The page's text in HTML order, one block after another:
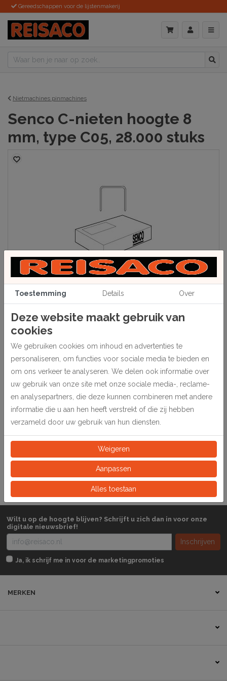
Gereedschappen voor de lijstenmakerij
Nietmachines pinmachines
Senco C-nieten hoogte 8
mm, type C05, 28.000 stuks
Beschrijving
Senco C-nieten voor pneumatische nietapparaten.
Bijbehorende machine 324000 model SFT10XP.
Specificaties
324030
Wilt u op de hoogte blijven? Schrijft u zich dan in voor onze
digitale nieuwsbrief!
Inschrijven
Ja, ik schrijf me in voor de marketingpromoties
MERKEN
Toestemming Details Over
Deze website maakt gebruik van
cookies
We gebruiken cookies om inhoud en advertenties te
personaliseren, om functies voor sociale media te bieden en
om ons verkeer te analyseren. We delen ook informatie over
uw gebruik van onze site met onze sociale media-, reclame-
en analysepartners, die deze kunnen combineren met andere
informatie die u aan hen heeft verstrekt of die zij hebben
verzameld door uw gebruik van hun diensten.
Weigeren
Aanpassen
Alles toestaan